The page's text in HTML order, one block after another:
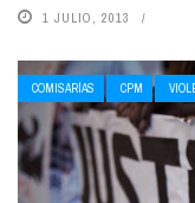
1 JULIO, 2013
COMISARÍAS CPM